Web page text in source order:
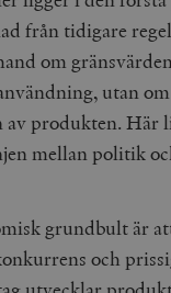
från tidigare
om
utan
produkten. Här
mellan politik
grundbult är
och